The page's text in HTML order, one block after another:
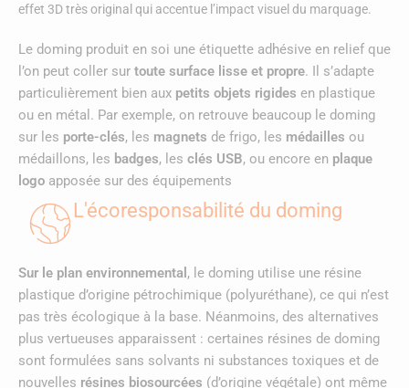
effet 3D très original qui accentue l’impact visuel du marquage.
Le doming produit en soi une étiquette adhésive en relief que
l’on peut coller sur toute surface lisse et propre. Il s’adapte
particulièrement bien aux petits objets rigides en plastique
ou en métal. Par exemple, on retrouve beaucoup le doming
sur les porte-clés, les magnets de frigo, les médailles ou
médaillons, les badges, les clés USB, ou encore en plaque
logo apposée sur des équipements
L'écoresponsabilité du doming
Sur le plan environnemental , le doming utilise une résine
plastique d’origine pétrochimique (polyuréthane), ce qui n’est
pas très écologique à la base. Néanmoins, des alternatives
plus vertueuses apparaissent : certaines résines de doming
sont formulées sans solvants ni substances toxiques et de
nouvelles résines biosourcées (d’origine végétale) ont même